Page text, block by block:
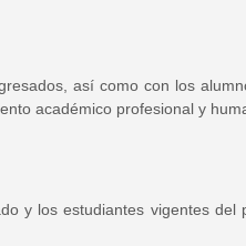
así como con los
académico profesional y
y los estudiantes vigentes del